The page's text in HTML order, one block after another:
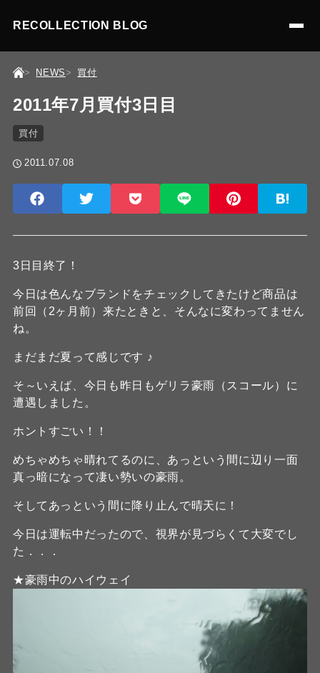
RECOLLECTION BLOG
NEWS 買付
2011年7月買付3日目
買付
2011.07.08
3日目終了！
今日は色んなブランドをチェックしてきたけど商品は
前回（2ヶ月前）来たときと、そんなに変わってません
ね。
まだまだ夏って感じです ♪
そ～いえば、今日も昨日もゲリラ豪雨（スコール）に
遭遇しました。
ホントすごい！！
めちゃめちゃ晴れてるのに、あっという間に辺り一面
真っ暗になって凄い勢いの豪雨。
そしてあっという間に降り止んで晴天に！
今日は運転中だったので、視界が見づらくて大変でし
た．．．
★豪雨中のハイウェイ